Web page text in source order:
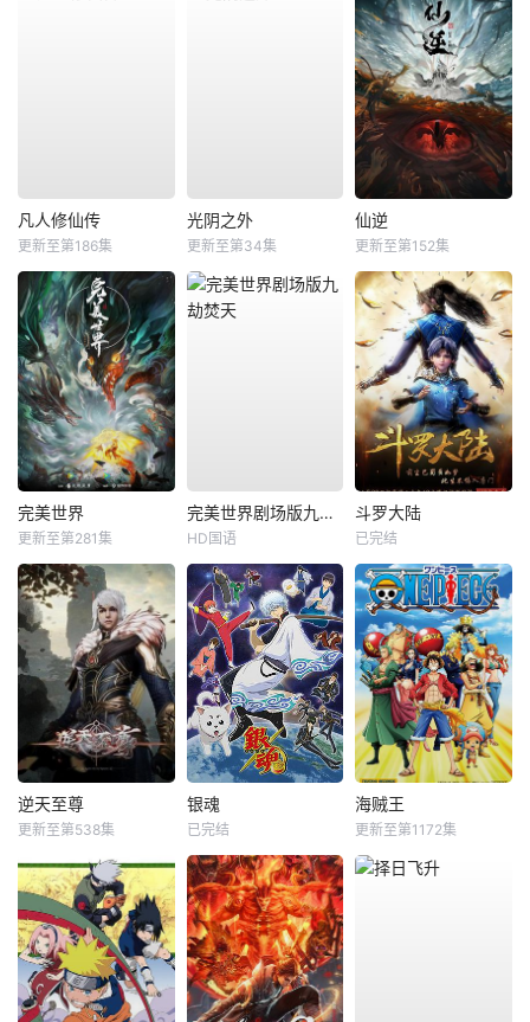
凡人修仙传
更新至第186集
光阴之外
更新至第34集
仙逆
更新至第152集
完美世界
更新至第281集
完美世界剧场版九劫焚天
HD国语
斗罗大陆
已完结
逆天至尊
更新至第538集
银魂
已完结
海贼王
更新至第1172集